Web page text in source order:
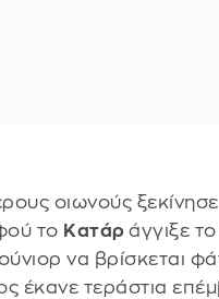
οιωνούς
το Κατάρ άγγιξε
να βρίσκεται
έκανε τεράστια